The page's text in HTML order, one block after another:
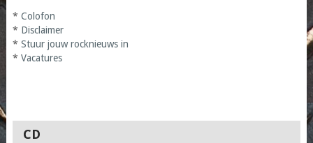
* Colofon
* Disclaimer
* Stuur jouw rocknieuws in
* Vacatures
CD